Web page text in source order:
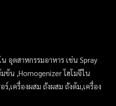
อุตสาหกรรมอาหาร เช่น Spray
ข้น ,Homogenizer โฮโมจีไน
ร์,เครื่องผสม ถังผสม ถังต้ม,เครื่อง